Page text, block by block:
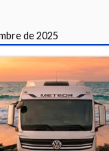
de 2025